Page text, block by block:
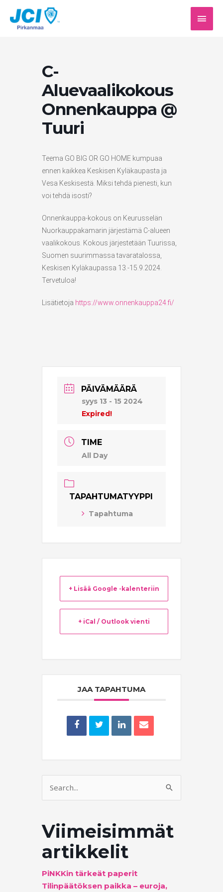
sisältöön
C-
Aluevaalikokous
Onnenkauppa @
Tuuri
Teema GO BIG OR GO HOME kumpuaa
ennen kaikkea Keskisen Kyläkaupasta ja
Vesa Keskisestä. Miksi tehdä pienesti, kun
voi tehdä isosti?
Onnenkauppa-kokous on Keurusselän
Nuorkauppakamarin järjestämä C-alueen
vaalikokous. Kokous järjestetään Tuurissa,
Suomen suurimmassa tavaratalossa,
Keskisen Kyläkaupassa 13.-15.9.2024.
Tervetuloa!
Lisätietoja https://www.onnenkauppa24.fi/
PÄIVÄMÄÄRÄ
syys 13 - 15 2024
Expired!
TIME
All Day
TAPAHTUMATYYPPI
Tapahtuma
+ Lisää Google -kalenteriin
+ iCal / Outlook vienti
JAA TAPAHTUMA
Search
for:
Viimeisimmät
artikkelit
PiNKKin tärkeät paperit
Tilinpäätöksen paikka – euroja,